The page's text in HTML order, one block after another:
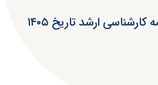
ارشد تاریخ ۱۴۰۵